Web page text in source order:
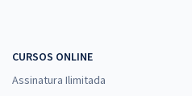
CURSOS ONLINE
Assinatura Ilimitada